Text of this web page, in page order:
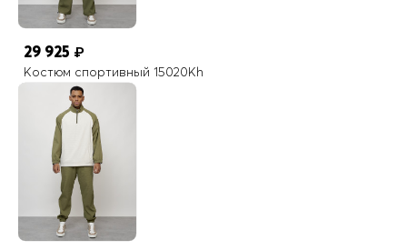
29 925 ₽
Костюм спортивный 15020Kh